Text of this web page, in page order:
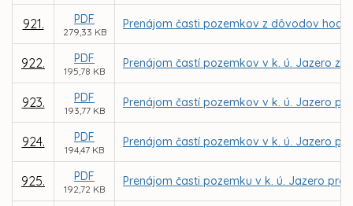
921. PDF
279,33 KB
Prenájom časti pozemkov z dôvodov hod.
922. PDF
195,78 KB
Prenájom častí pozemkov v k. ú. Jazero
923. PDF
193,77 KB
Prenájom častí pozemkov v k. ú. Jazero
924. PDF
194,47 KB
Prenájom častí pozemkov v k. ú. Jazero
925. PDF
192,72 KB
Prenájom časti pozemku v k. ú. Jazero pre